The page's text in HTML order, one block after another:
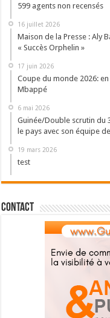
599 agents non recensés
16 juillet 2026
Maison de la Presse : Aly
« Succès Orphelin »
17 juin 2026
Coupe du monde 2026:
Mbappé
6 mai 2026
Guinée/Double scrutin du
le pays avec son équipe
19 mars 2026
test
Contact